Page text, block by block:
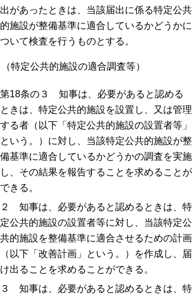
出があったときは、当該届出に係る特定公共
的施設が整備基準に適合しているかどうかに
ついて検査を行うものとする。
（特定公共的施設の適合調査等）
第18条の３ 知事は、必要があると認める
ときは、特定公共的施設を設置し、又は管理
する者（以下「特定公共的施設の設置者等」
という。）に対し、当該特定公共的施設が整
備基準に適合しているかどうかの調査を実施
し、その結果を報告することを求めることが
できる。
２ 知事は、必要があると認めるときは、特
定公共的施設の設置者等に対し、当該特定公
共的施設を整備基準に適合させるための計画
（以下「改善計画」という。）を作成し、届
け出ることを求めることができる。
３ 知事は、必要があると認めるときは、特